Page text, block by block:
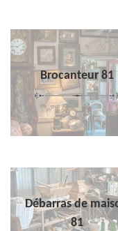
Brocanteur 81
Débarras de
81